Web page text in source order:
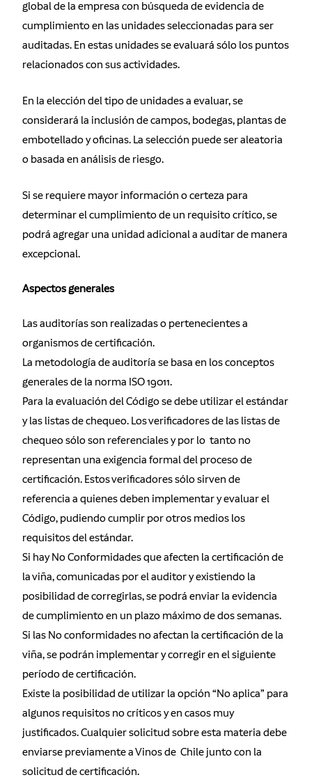
global de la empresa con búsqueda de evidencia de
cumplimiento en las unidades seleccionadas para ser
auditadas. En estas unidades se evaluará sólo los puntos
relacionados con sus actividades.
En la elección del tipo de unidades a evaluar, se
considerará la inclusión de campos, bodegas, plantas de
embotellado y oficinas. La selección puede ser aleatoria
o basada en análisis de riesgo.
Si se requiere mayor información o certeza para
determinar el cumplimiento de un requisito crítico, se
podrá agregar una unidad adicional a auditar de manera
excepcional.
Aspectos generales
Las auditorías son realizadas o pertenecientes a
organismos de certificación.
La metodología de auditoría se basa en los conceptos
generales de la norma ISO 19011.
Para la evaluación del Código se debe utilizar el estándar
y las listas de chequeo. Los verificadores de las listas de
chequeo sólo son referenciales y por lo tanto no
representan una exigencia formal del proceso de
certificación. Estos verificadores sólo sirven de
referencia a quienes deben implementar y evaluar el
Código, pudiendo cumplir por otros medios los
requisitos del estándar.
Si hay No Conformidades que afecten la certificación de
la viña, comunicadas por el auditor y existiendo la
posibilidad de corregirlas, se podrá enviar la evidencia
de cumplimiento en un plazo máximo de dos semanas.
Si las No conformidades no afectan la certificación de la
viña, se podrán implementar y corregir en el siguiente
período de certificación.
Existe la posibilidad de utilizar la opción “No aplica” para
algunos requisitos no críticos y en casos muy
justificados. Cualquier solicitud sobre esta materia debe
enviarse previamente a Vinos de Chile junto con la
solicitud de certificación.